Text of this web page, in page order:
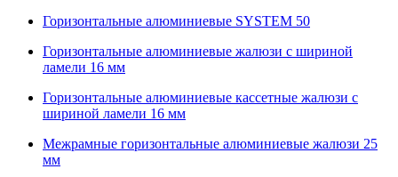
Горизонтальные алюминиевые SYSTEM 50
Горизонтальные алюминиевые жалюзи с шириной
ламели 16 мм
Горизонтальные алюминиевые кассетные жалюзи с
шириной ламели 16 мм
Межрамные горизонтальные алюминиевые жалюзи 25
мм